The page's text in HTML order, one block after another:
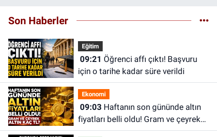
Son Haberler
Eğitim
09:21
için o tarihe kadar süre verildi
Ekonomi
09:03
fiyatları belli oldu! Gram ve çeyrek
altın kaç TL?